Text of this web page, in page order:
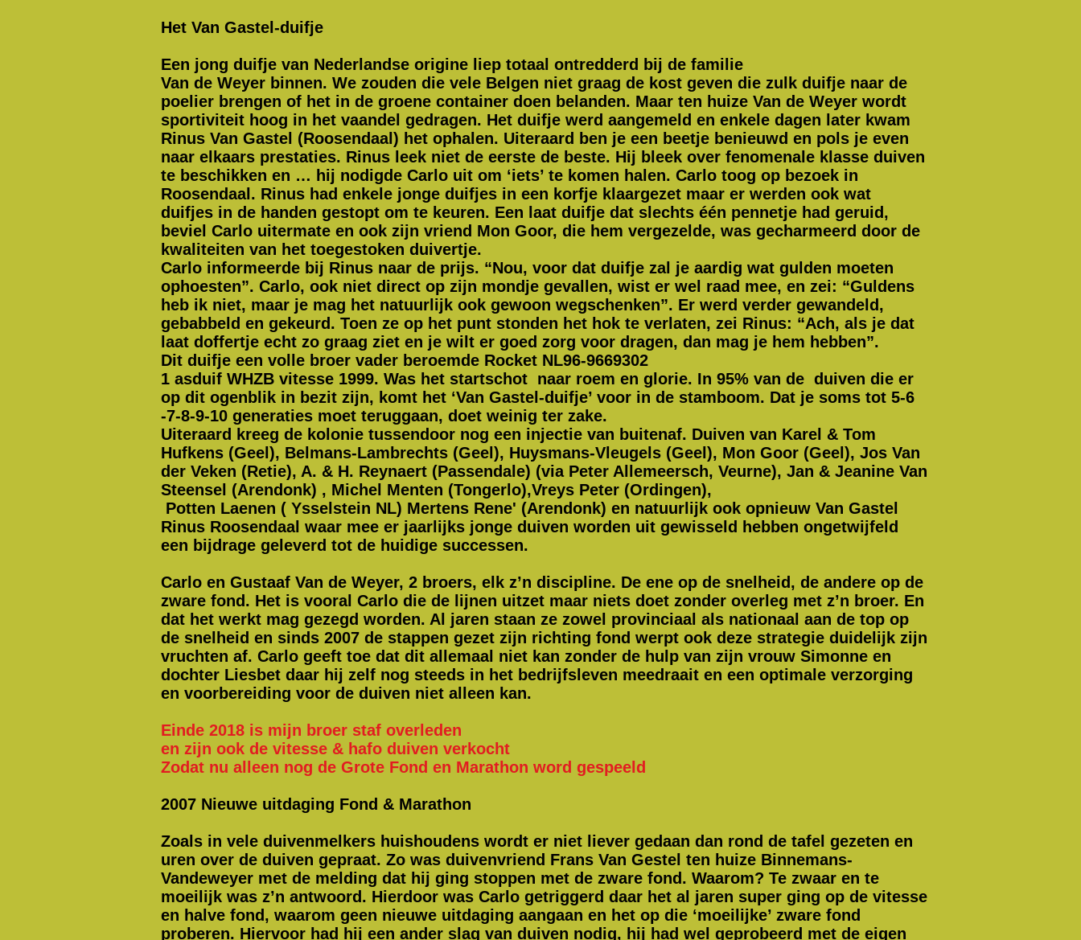
Het Van Gastel-duifje
Een jong duifje van Nederlandse origine liep totaal ontredderd bij de familie
Van de Weyer binnen. We zouden die vele Belgen niet graag de kost geven die zulk duifje naar de
poelier brengen of het in de groene container doen belanden. Maar ten huize Van de Weyer wordt
sportiviteit hoog in het vaandel gedragen. Het duifje werd aangemeld en enkele dagen later kwam
Rinus Van Gastel (Roosendaal) het ophalen. Uiteraard ben je een beetje benieuwd en pols je even
naar elkaars prestaties. Rinus leek niet de eerste de beste. Hij bleek over fenomenale klasse duiven
te beschikken en … hij nodigde Carlo uit om ‘iets’ te komen halen. Carlo toog op bezoek in
Roosendaal. Rinus had enkele jonge duifjes in een korfje klaargezet maar er werden ook wat
duifjes in de handen gestopt om te keuren. Een laat duifje dat slechts één pennetje had geruid,
beviel Carlo uitermate en ook zijn vriend Mon Goor, die hem vergezelde, was gecharmeerd door de
kwaliteiten van het toegestoken duivertje.
Carlo informeerde bij Rinus naar de prijs. “Nou, voor dat duifje zal je aardig wat gulden moeten
ophoesten”. Carlo, ook niet direct op zijn mondje gevallen, wist er wel raad mee, en zei: “Guldens
heb ik niet, maar je mag het natuurlijk ook gewoon wegschenken”. Er werd verder gewandeld,
gebabbeld en gekeurd. Toen ze op het punt stonden het hok te verlaten, zei Rinus: “Ach, als je dat
laat doffertje echt zo graag ziet en je wilt er goed zorg voor dragen, dan mag je hem hebben”.
Dit duifje een volle broer vader beroemde Rocket NL96-9669302
1 asduif WHZB vitesse 1999. Was het startschot naar roem en glorie. In 95% van de duiven die er
op dit ogenblik in bezit zijn, komt het ‘Van Gastel-duifje’ voor in de stamboom. Dat je soms tot 5-6
-7-8-9-10 generaties moet teruggaan, doet weinig ter zake.
Uiteraard kreeg de kolonie tussendoor nog een injectie van buitenaf. Duiven van Karel & Tom
Hufkens (Geel), Belmans-Lambrechts (Geel), Huysmans-Vleugels (Geel), Mon Goor (Geel), Jos Van
der Veken (Retie), A. & H. Reynaert (Passendale) (via Peter Allemeersch, Veurne), Jan & Jeanine Van
Steensel (Arendonk) , Michel Menten (Tongerlo),Vreys Peter (Ordingen),
Potten Laenen ( Ysselstein NL) Mertens Rene' (Arendonk) en natuurlijk ook opnieuw Van Gastel
Rinus Roosendaal waar mee er jaarlijks jonge duiven worden uit gewisseld hebben ongetwijfeld
een bijdrage geleverd tot de huidige successen.
Carlo en Gustaaf Van de Weyer, 2 broers, elk z’n discipline. De ene op de snelheid, de andere op de
zware fond. Het is vooral Carlo die de lijnen uitzet maar niets doet zonder overleg met z’n broer. En
dat het werkt mag gezegd worden. Al jaren staan ze zowel provinciaal als nationaal aan de top op
de snelheid en sinds 2007 de stappen gezet zijn richting fond werpt ook deze strategie duidelijk zijn
vruchten af. Carlo geeft toe dat dit allemaal niet kan zonder de hulp van zijn vrouw Simonne en
dochter Liesbet daar hij zelf nog steeds in het bedrijfsleven meedraait en een optimale verzorging
en voorbereiding voor de duiven niet alleen kan.
Einde 2018 is mijn broer staf overleden
en zijn ook de vitesse & hafo duiven verkocht
Zodat nu alleen nog de Grote Fond en Marathon word gespeeld
2007 Nieuwe uitdaging Fond & Marathon
Zoals in vele duivenmelkers huishoudens wordt er niet liever gedaan dan rond de tafel gezeten en
uren over de duiven gepraat. Zo was duivenvriend Frans Van Gestel ten huize Binnemans-
Vandeweyer met de melding dat hij ging stoppen met de zware fond. Waarom? Te zwaar en te
moeilijk was z’n antwoord. Hierdoor was Carlo getriggerd daar het al jaren super ging op de vitesse
en halve fond, waarom geen nieuwe uitdaging aangaan en het op die ‘moeilijke’ zware fond
proberen. Hiervoor had hij een ander slag van duiven nodig, hij had wel geprobeerd met de eigen